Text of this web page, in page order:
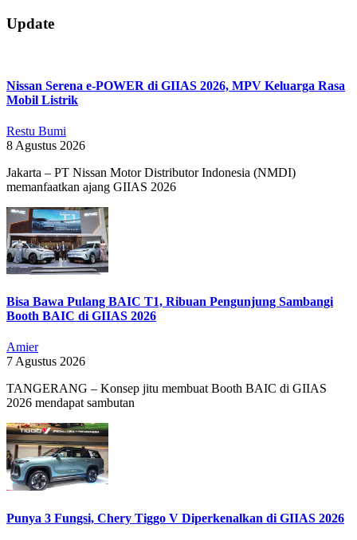
2019-
08-
Update
Nissan Serena e-POWER di GIIAS 2026, MPV Keluarga Rasa
Mobil Listrik
Restu Bumi
8 Agustus 2026
Jakarta – PT Nissan Motor Distributor Indonesia (NMDI)
memanfaatkan ajang GIIAS 2026
Bisa Bawa Pulang BAIC T1, Ribuan Pengunjung Sambangi
Booth BAIC di GIIAS 2026
Amier
7 Agustus 2026
TANGERANG – Konsep jitu membuat Booth BAIC di GIIAS
2026 mendapat sambutan
Punya 3 Fungsi, Chery Tiggo V Diperkenalkan di GIIAS 2026